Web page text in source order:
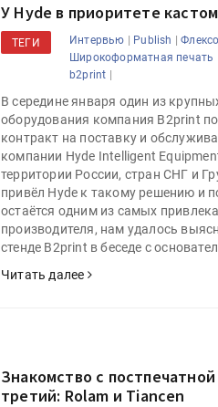
У Hyde в приоритете
ТЕГИ Интервью | Publish |
Широкоформатная печать
b2print |
В середине января один из
оборудования компания B2print
контракт на поставку и
компании Hyde Intelligent
территории России, стран СНГ и
привёл Hyde к такому решению и
остаётся одним из самых
производителя, нам удалось
стенде B2print в беседе с
Читать далее
Знакомство с
третий: Rolam и Tiancen